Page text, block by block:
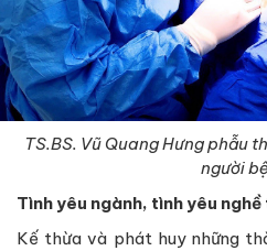
TS.BS. Vũ Quang Hưng phẫu
người
Tình yêu ngành, tình yêu
Kế thừa và phát huy những